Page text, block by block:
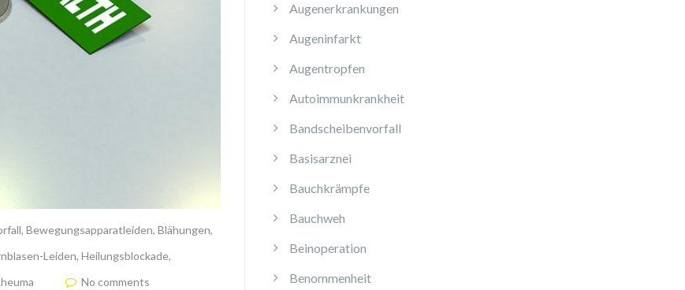
, Bewegungsapparatleiden, Blähungen,
Leiden, Heilungsblockade,
No comments
Augenerkrankungen
Augeninfarkt
Augentropfen
Autoimmunkrankheit
Bandscheibenvorfall
Basisarznei
Bauchkrämpfe
Bauchweh
Beinoperation
Benommenheit